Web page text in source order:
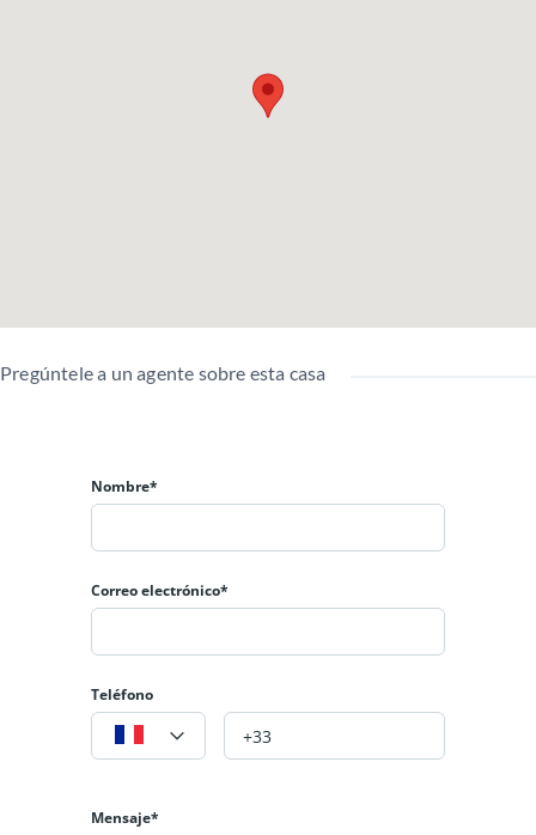
Pregúntele a un agente sobre esta casa
Nombre*
Correo electrónico*
Teléfono
Mensaje*